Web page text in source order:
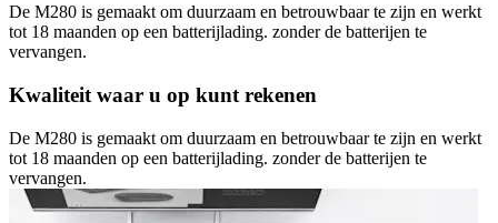
De M280 is gemaakt om duurzaam en betrouwbaar te zijn en werkt
tot 18 maanden op een batterijlading. zonder de batterijen te
vervangen.
Kwaliteit waar u op kunt rekenen
De M280 is gemaakt om duurzaam en betrouwbaar te zijn en werkt
tot 18 maanden op een batterijlading. zonder de batterijen te
vervangen.